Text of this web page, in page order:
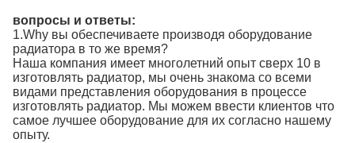
вопросы и ответы:
1.Why вы обеспечиваете производя оборудование
радиатора в то же время?
Наша компания имеет многолетний опыт сверх 10 в
изготовлять радиатор, мы очень знакома со всеми
видами представления оборудования в процессе
изготовлять радиатор. Мы можем ввести клиентов что
самое лучшее оборудование для их согласно нашему
опыту.